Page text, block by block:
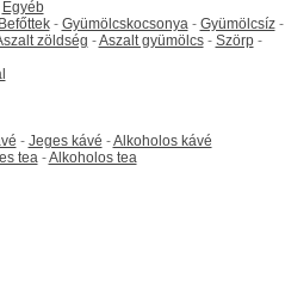
Egyéb
Befőttek- Gyümölcskocsonya- Gyümölcsíz-
zöldség -Aszalt gyümölcs- Szörp-
- Jeges kávé -Alkoholos kávé
tea-Alkoholos tea